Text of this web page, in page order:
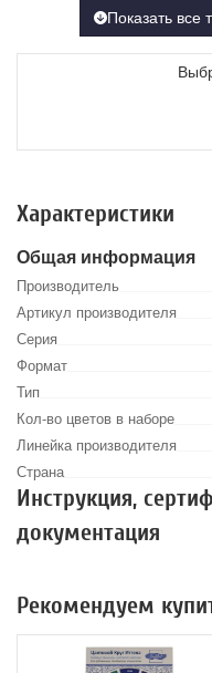
Показать все
Характеристики
Общая информация
Производитель
Артикул производителя
Серия
Формат
Тип
Кол-во цветов в наборе
Линейка производителя
Страна
Инструкция,
документация
Рекомендуем